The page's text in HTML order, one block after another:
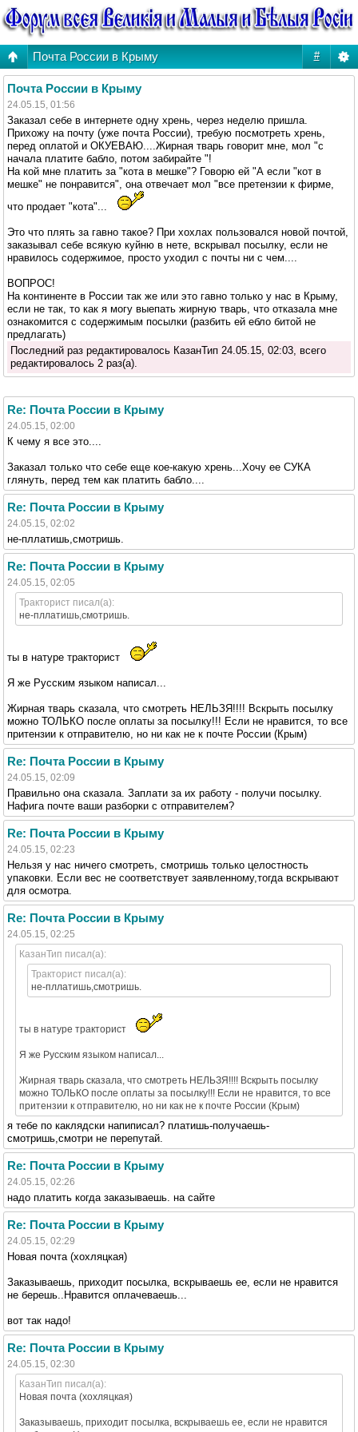
#
Почта России в Крыму
Почта России в Крыму
24.05.15, 01:56
Заказал себе в интернете одну хрень, через неделю пришла.
Прихожу на почту (уже почта России), требую посмотреть хрень,
перед оплатой и ОКУЕВАЮ....Жирная тварь говорит мне, мол "с
начала платите бабло, потом забирайте "!
На кой мне платить за "кота в мешке"? Говорю ей "А если "кот в
мешке" не понравится", она отвечает мол "все претензии к фирме,
что продает "кота"...
Это что плять за гавно такое? При хохлах пользовался новой почтой,
заказывал себе всякую куйню в нете, вскрывал посылку, если не
нравилось содержимое, просто уходил с почты ни с чем....
ВОПРОС!
На континенте в России так же или это гавно только у нас в Крыму,
если не так, то как я могу выепать жирную тварь, что отказала мне
ознакомится с содержимым посылки (разбить ей ебло битой не
предлагать)
Последний раз редактировалось КазанТип 24.05.15, 02:03, всего
редактировалось 2 раз(а).
Re: Почта России в Крыму
24.05.15, 02:00
К чему я все это....
Заказал только что себе еще кое-какую хрень...Хочу ее СУКА
глянуть, перед тем как платить бабло....
Re: Почта России в Крыму
24.05.15, 02:02
не-пллатишь,смотришь.
Re: Почта России в Крыму
24.05.15, 02:05
Тракторист писал(а):
не-пллатишь,смотришь.
ты в натуре тракторист
Я же Русским языком написал...
Жирная тварь сказала, что смотреть НЕЛЬЗЯ!!!! Вскрыть посылку
можно ТОЛЬКО после оплаты за посылку!!! Если не нравится, то все
притензии к отправителю, но ни как не к почте России (Крым)
Re: Почта России в Крыму
24.05.15, 02:09
Правильно она сказала. Заплати за их работу - получи посылку.
Нафига почте ваши разборки с отправителем?
Re: Почта России в Крыму
24.05.15, 02:23
Нельзя у нас ничего смотреть, смотришь только целостность
упаковки. Если вес не соответствует заявленному,тогда вскрывают
для осмотра.
Re: Почта России в Крыму
24.05.15, 02:25
КазанТип писал(а):
Тракторист писал(а):
не-пллатишь,смотришь.
ты в натуре тракторист
Я же Русским языком написал...
Жирная тварь сказала, что смотреть НЕЛЬЗЯ!!!! Вскрыть посылку
можно ТОЛЬКО после оплаты за посылку!!! Если не нравится, то все
притензии к отправителю, но ни как не к почте России (Крым)
я тебе по каклядски напиписал? платишь-получаешь-
смотришь,смотри не перепутай.
Re: Почта России в Крыму
24.05.15, 02:26
надо платить когда заказываешь. на сайте
Re: Почта России в Крыму
24.05.15, 02:29
Новая почта (хохляцкая)
Заказываешь, приходит посылка, вскрываешь ее, если не нравится
не берешь..Нравится оплачеваешь...
вот так надо!
Re: Почта России в Крыму
24.05.15, 02:30
КазанТип писал(а):
Новая почта (хохляцкая)
Заказываешь, приходит посылка, вскрываешь ее, если не нравится